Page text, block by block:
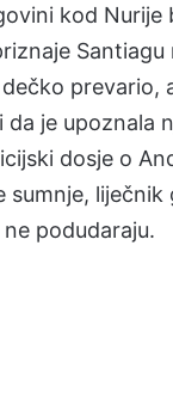
kod Nurije
prevario,
da je upoznala
dosje o
sumnje, liječnik
podudaraju.